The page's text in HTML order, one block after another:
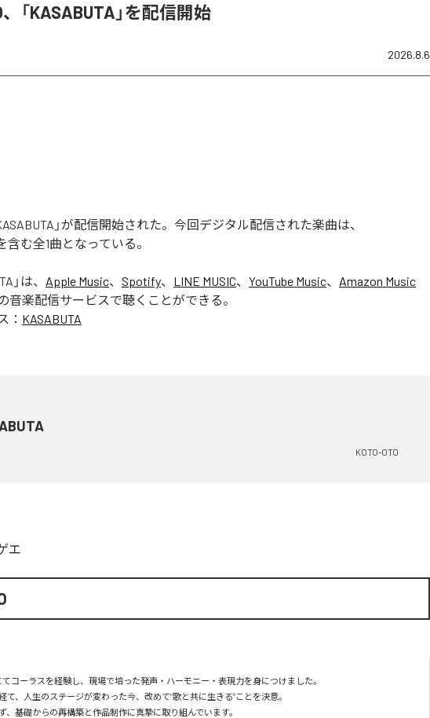
「KASABUTA」を配信開始
2026.8.6
KASABUTA」が配信開始された。今回デジタル配信された楽曲は、
含む全1曲となっている。
」は、 Apple Music、 Spotify、 LINE MUSIC、 YouTube Music、 Amazon Music
音楽配信サービスで聴くことができる。
： KASABUTA
KOTO-OTO
エ
てコーラスを経験し、現場で培った発声・ハーモニー・表現力を身につけました。
て、人生のステージが変わった今、改めて“歌と共に生きる”ことを決意。
、基礎からの再構築と作品制作に真摯に取り組んでいます。